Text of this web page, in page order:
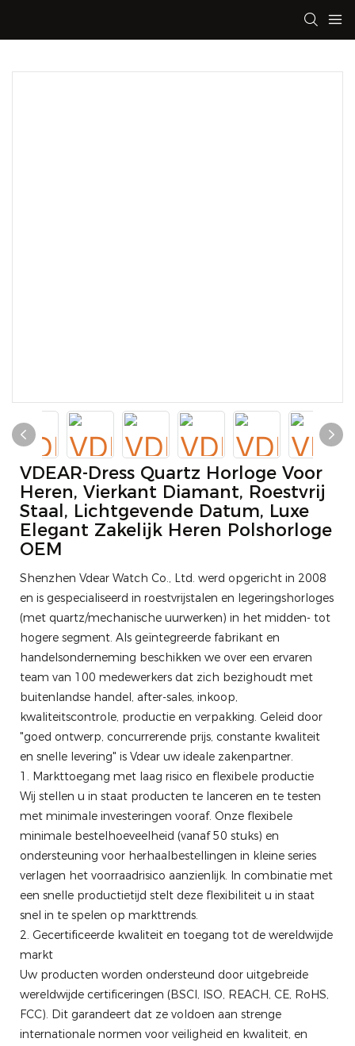
VDEAR-Dress Quartz Horloge Voor
Heren, Vierkant Diamant, Roestvrij
Staal, Lichtgevende Datum, Luxe
Elegant Zakelijk Heren Polshorloge
OEM
Shenzhen Vdear Watch Co., Ltd. werd opgericht in 2008
en is gespecialiseerd in roestvrijstalen en legeringshorloges
(met quartz/mechanische uurwerken) in het midden- tot
hogere segment. Als geïntegreerde fabrikant en
handelsonderneming beschikken we over een ervaren
team van 100 medewerkers dat zich bezighoudt met
buitenlandse handel, after-sales, inkoop,
kwaliteitscontrole, productie en verpakking. Geleid door
"goed ontwerp, concurrerende prijs, constante kwaliteit
en snelle levering" is Vdear uw ideale zakenpartner.
1. Markttoegang met laag risico en flexibele productie
Wij stellen u in staat producten te lanceren en te testen
met minimale investeringen vooraf. Onze flexibele
minimale bestelhoeveelheid (vanaf 50 stuks) en
ondersteuning voor herhaalbestellingen in kleine series
verlagen het voorraadrisico aanzienlijk. In combinatie met
een snelle productietijd stelt deze flexibiliteit u in staat
snel in te spelen op markttrends.
2. Gecertificeerde kwaliteit en toegang tot de wereldwijde
markt
Uw producten worden ondersteund door uitgebreide
wereldwijde certificeringen (BSCI, ISO, REACH, CE, RoHS,
FCC). Dit garandeert dat ze voldoen aan strenge
internationale normen voor veiligheid en kwaliteit, en